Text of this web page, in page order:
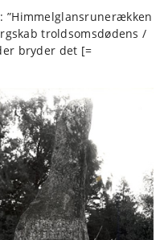
”Himmelglansrunerækken
troldsomsdødens /
bryder det [=